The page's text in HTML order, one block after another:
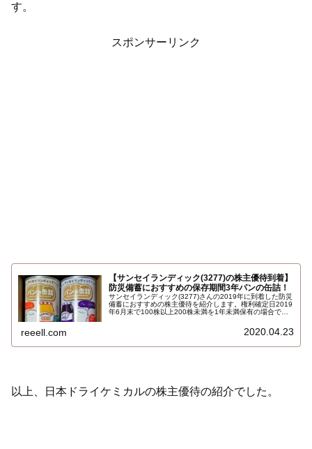
す。
スポンサーリンク
【サンセイランディック(3277)の株主優待到着】
防災備蓄におすすめの保存期間3年パンの缶詰！
サンセイランディック(3277)さんの2019年に到着した防災
備蓄におすすめの株主優待を紹介します。権利確定日2019
年6月末で100株以上200株未満を1年未満保有の場合でパ
容は保存期間3年のパンの缶オレンジ味、ブルーベリー味
reeell.com 2020.04.23
以上、日本ドライケミカルの株主優待の紹介でした。